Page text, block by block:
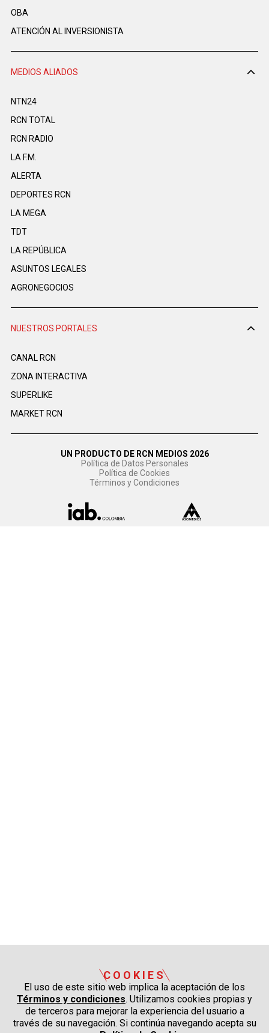
OBA
ATENCIÓN AL INVERSIONISTA
MEDIOS ALIADOS
NTN24
RCN TOTAL
RCN RADIO
LA F.M.
ALERTA
DEPORTES RCN
LA MEGA
TDT
LA REPÚBLICA
ASUNTOS LEGALES
AGRONEGOCIOS
NUESTROS PORTALES
CANAL RCN
ZONA INTERACTIVA
SUPERLIKE
MARKET RCN
UN PRODUCTO DE RCN MEDIOS 2026
Política de Datos Personales
Política de Cookies
Términos y Condiciones
COOKIES
El uso de este sitio web implica la aceptación de los
Términos y condiciones. Utilizamos cookies propias y
de terceros para mejorar la experiencia del usuario a
través de su navegación. Si continúa navegando acepta su